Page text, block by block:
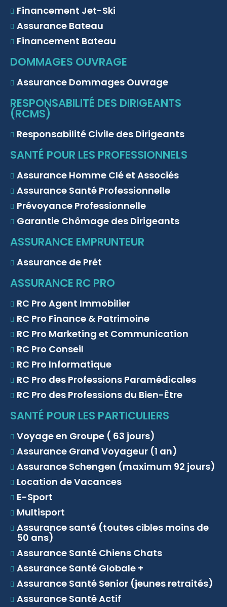
Financement Jet-Ski
Assurance Bateau
Financement Bateau
DOMMAGES OUVRAGE
Assurance Dommages Ouvrage
RESPONSABILITÉ DES DIRIGEANTS
(RCMS)
Responsabilité Civile des Dirigeants
SANTÉ POUR LES PROFESSIONNELS
Assurance Homme Clé et Associés
Assurance Santé Professionnelle
Prévoyance Professionnelle
Garantie Chômage des Dirigeants
ASSURANCE EMPRUNTEUR
Assurance de Prêt
ASSURANCE RC PRO
RC Pro Agent Immobilier
RC Pro Finance & Patrimoine
RC Pro Marketing et Communication
RC Pro Conseil
RC Pro Informatique
RC Pro des Professions Paramédicales
RC Pro des Professions du Bien-Être
SANTÉ POUR LES PARTICULIERS
Voyage en Groupe ( 63 jours)
Assurance Grand Voyageur (1 an)
Assurance Schengen (maximum 92 jours)
Location de Vacances
E-Sport
Multisport
Assurance santé (toutes cibles moins de
50 ans)
Assurance Santé Chiens Chats
Assurance Santé Globale +
Assurance Santé Senior (jeunes retraités)
Assurance Santé Actif